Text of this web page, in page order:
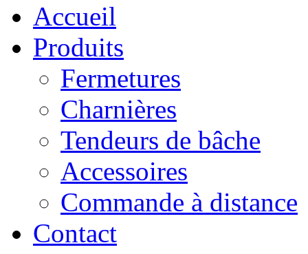
Accueil
Produits
Fermetures
Charnières
Tendeurs de bâche
Accessoires
Commande à distance
Contact